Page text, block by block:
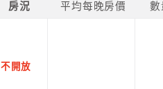
房況 平均每晚房價 數
不開放